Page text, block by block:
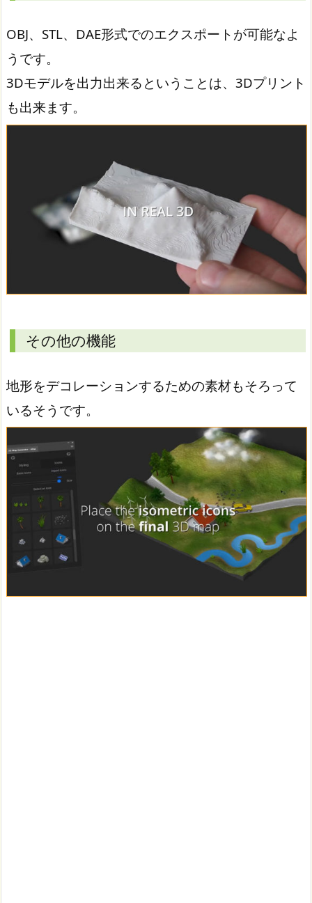
OBJ、STL、DAE形式でのエクスポートが可能なよ
うです。
3Dモデルを出力出来るということは、3Dプリント
も出来ます。
その他の機能
地形をデコレーションするための素材もそろって
いるそうです。